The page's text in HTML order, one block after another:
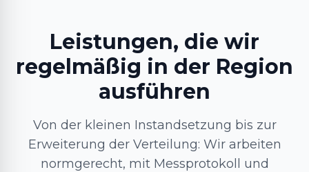
Leistungen, die wir
regelmäßig in der Region
ausführen
Von der kleinen Instandsetzung bis zur
Erweiterung der Verteilung: Wir arbeiten
normgerecht, mit Messprotokoll und